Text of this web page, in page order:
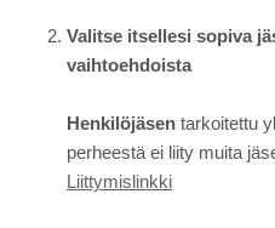
Valitse itsellesi sopiva
vaihtoehdoista
Henkilöjäsen tarkoitettu
perheestä ei liity muita
Liittymislinkki